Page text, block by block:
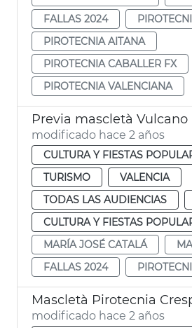
FALLAS 2024
PIROTECNIA AITANA
PIROTECNIA CABALLER FX
PIROTECNIA VALENCIANA
Previa mascletà Vulcano
modificado hace 2 años
CULTURA Y FIESTAS
TURISMO
VALENCIA
TODAS LAS AUDIENCIAS
CULTURA Y FIESTAS
MARÍA JOSÉ CATALÁ
FALLAS 2024
Mascletà Pirotecnia
modificado hace 2 años